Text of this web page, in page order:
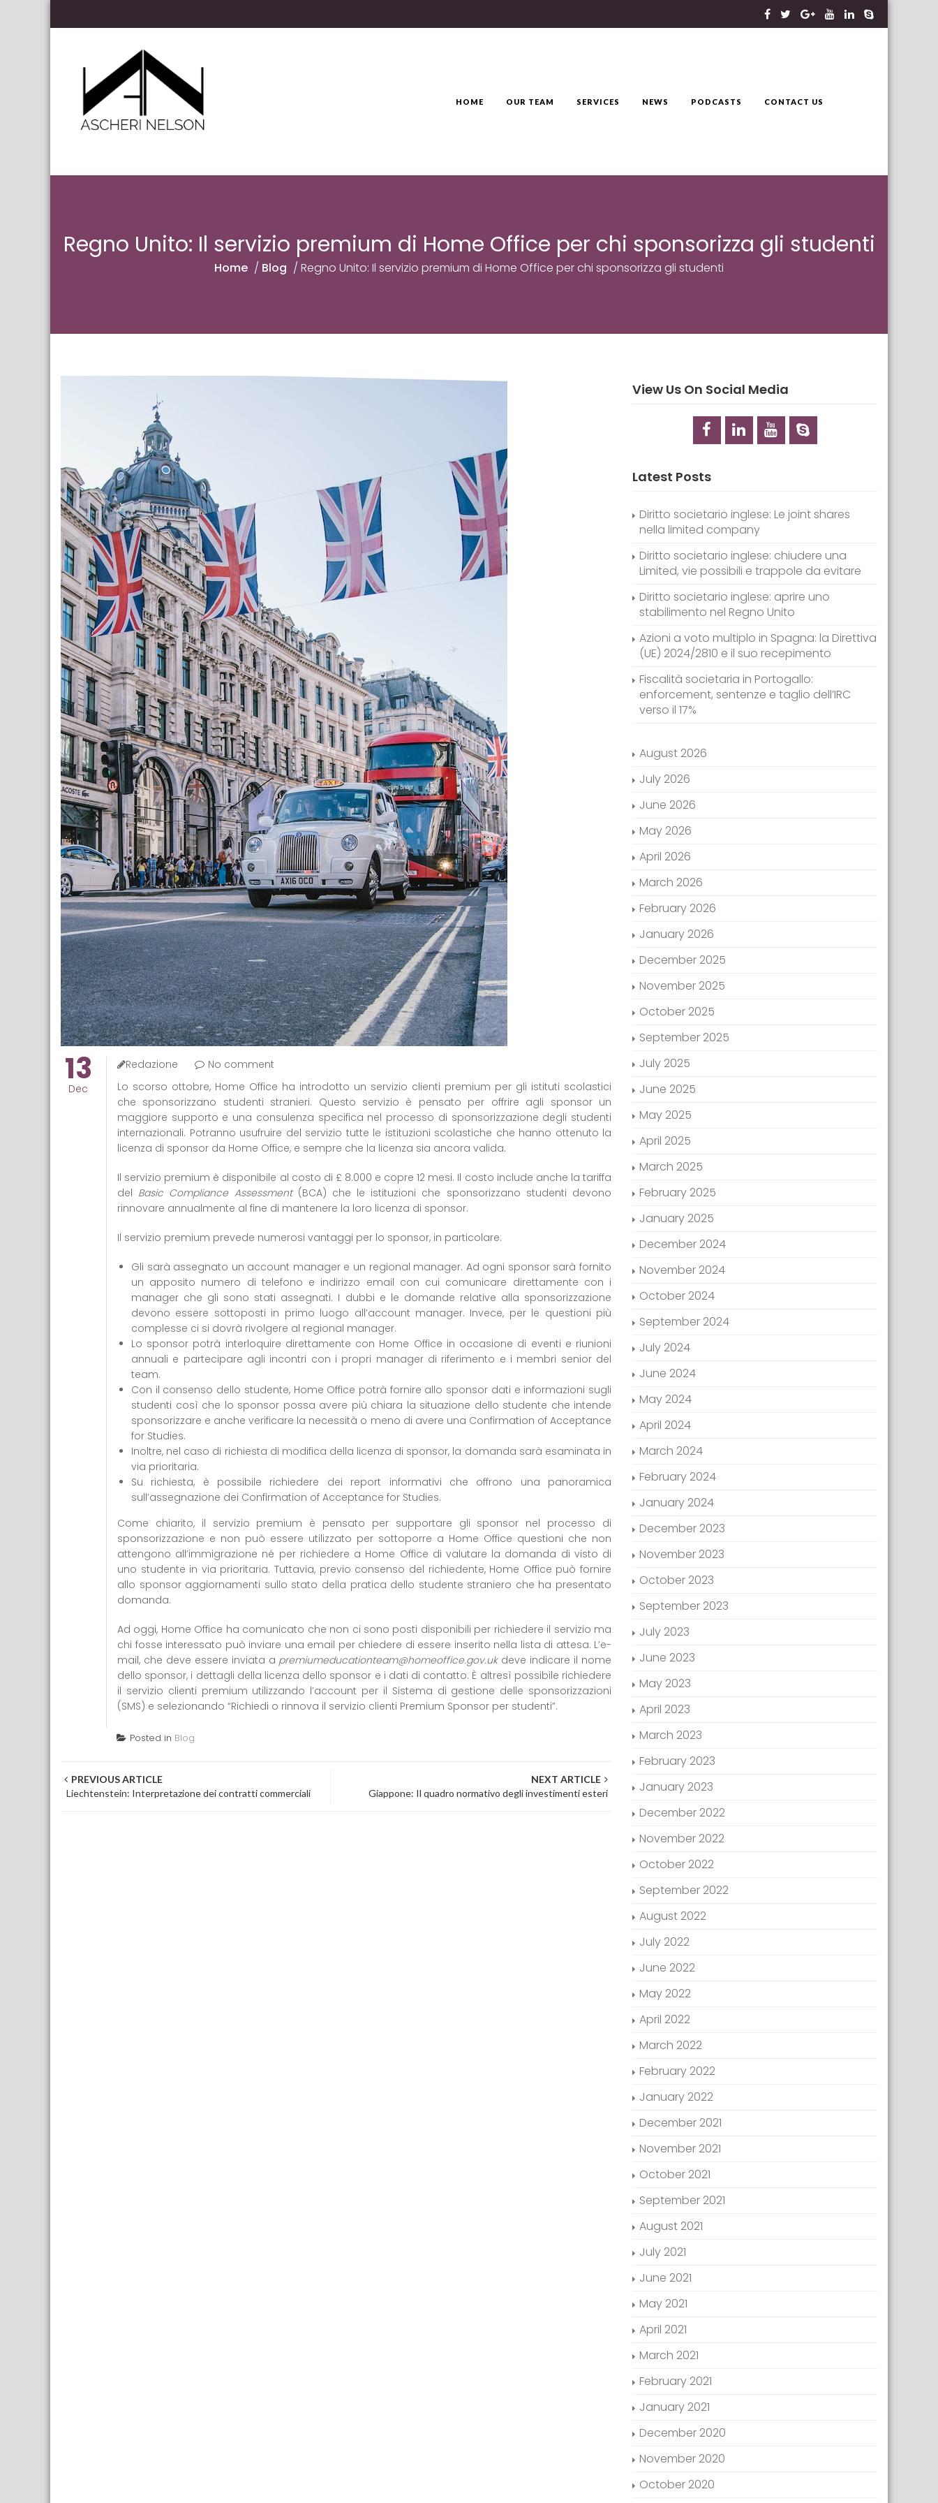
Ascheri Nelson LLP
HOME OUR TEAM SERVICES NEWS PODCASTS CONTACT US
Regno Unito: Il servizio premium di Home Office per chi sponsorizza gli studenti
Home / Blog / Regno Unito: Il servizio premium di Home Office per chi sponsorizza gli studenti
13
Dec
Redazione
No comment
Lo scorso ottobre, Home Office ha introdotto un servizio clienti premium per gli istituti scolastici
che sponsorizzano studenti stranieri. Questo servizio è pensato per offrire agli sponsor un
maggiore supporto e una consulenza specifica nel processo di sponsorizzazione degli studenti
internazionali. Potranno usufruire del servizio tutte le istituzioni scolastiche che hanno ottenuto la
licenza di sponsor da Home Office, e sempre che la licenza sia ancora valida.
Il servizio premium è disponibile al costo di £ 8.000 e copre 12 mesi. Il costo include anche la tariffa
del Basic Compliance Assessment(BCA) che le istituzioni che sponsorizzano studenti devono
rinnovare annualmente al fine di mantenere la loro licenza di sponsor.
Il servizio premium prevede numerosi vantaggi per lo sponsor, in particolare:
Gli sarà assegnato un account manager e un regional manager. Ad ogni sponsor sarà fornito
un apposito numero di telefono e indirizzo email con cui comunicare direttamente con i
manager che gli sono stati assegnati. I dubbi e le domande relative alla sponsorizzazione
devono essere sottoposti in primo luogo all’account manager. Invece, per le questioni più
complesse ci si dovrà rivolgere al regional manager.
Lo sponsor potrà interloquire direttamente con Home Office in occasione di eventi e riunioni
annuali e partecipare agli incontri con i propri manager di riferimento e i membri senior del
team.
Con il consenso dello studente, Home Office potrà fornire allo sponsor dati e informazioni sugli
studenti così che lo sponsor possa avere più chiara la situazione dello studente che intende
sponsorizzare e anche verificare la necessità o meno di avere una Confirmation of Acceptance
for Studies.
Inoltre, nel caso di richiesta di modifica della licenza di sponsor, la domanda sarà esaminata in
via prioritaria.
Su richiesta, è possibile richiedere dei report informativi che offrono una panoramica
sull’assegnazione dei Confirmation of Acceptance for Studies.
Come chiarito, il servizio premium è pensato per supportare gli sponsor nel processo di
sponsorizzazione e non può essere utilizzato per sottoporre a Home Office questioni che non
attengono all’immigrazione né per richiedere a Home Office di valutare la domanda di visto di
uno studente in via prioritaria. Tuttavia, previo consenso del richiedente, Home Office può fornire
allo sponsor aggiornamenti sullo stato della pratica dello studente straniero che ha presentato
domanda.
Ad oggi, Home Office ha comunicato che non ci sono posti disponibili per richiedere il servizio ma
chi fosse interessato può inviare una email per chiedere di essere inserito nella lista di attesa. L’e-
mail, che deve essere inviata a premiumeducationteam@homeoffice.gov.ukdeve indicare il nome
dello sponsor, i dettagli della licenza dello sponsor e i dati di contatto. È altresì possibile richiedere
il servizio clienti premium utilizzando l’account per il Sistema di gestione delle sponsorizzazioni
(SMS) e selezionando “Richiedi o rinnova il servizio clienti Premium Sponsor per studenti”.
Posted in Blog
Post navigation
PREVIOUS ARTICLE
Liechtenstein: Interpretazione dei contratti commerciali
NEXT ARTICLE
Giappone: Il quadro normativo degli investimenti esteri
View Us On Social Media
Latest Posts
Diritto societario inglese: Le joint shares
nella limited company
Diritto societario inglese: chiudere una
Limited, vie possibili e trappole da evitare
Diritto societario inglese: aprire uno
stabilimento nel Regno Unito
Azioni a voto multiplo in Spagna: la Direttiva
(UE) 2024/2810 e il suo recepimento
Fiscalità societaria in Portogallo:
enforcement, sentenze e taglio dell’IRC
verso il 17%
August 2026
July 2026
June 2026
May 2026
April 2026
March 2026
February 2026
January 2026
December 2025
November 2025
October 2025
September 2025
July 2025
June 2025
May 2025
April 2025
March 2025
February 2025
January 2025
December 2024
November 2024
October 2024
September 2024
July 2024
June 2024
May 2024
April 2024
March 2024
February 2024
January 2024
December 2023
November 2023
October 2023
September 2023
July 2023
June 2023
May 2023
April 2023
March 2023
February 2023
January 2023
December 2022
November 2022
October 2022
September 2022
August 2022
July 2022
June 2022
May 2022
April 2022
March 2022
February 2022
January 2022
December 2021
November 2021
October 2021
September 2021
August 2021
July 2021
June 2021
May 2021
April 2021
March 2021
February 2021
January 2021
December 2020
November 2020
October 2020